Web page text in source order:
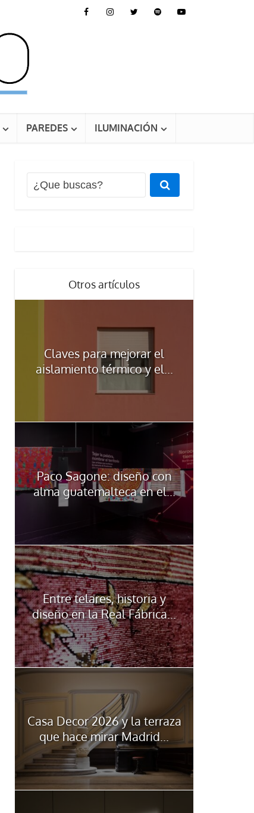
PAREDES ILUMINACIÓN
Otros artículos
Claves para mejorar el
aislamiento térmico y el...
Paco Sagone: diseño con
alma guatemalteca en el...
Entre telares, historia y
diseño en la Real Fábrica...
Casa Decor 2026 y la terraza
que hace mirar Madrid...